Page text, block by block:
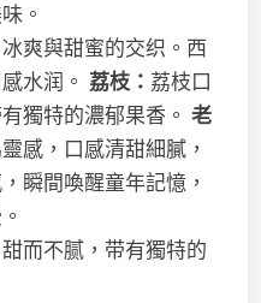
。
爽與甜蜜的交织。西
水润。 荔枝： 荔枝口
獨特的濃郁果香。老
感，口感清甜細膩，
瞬間喚醒童年記憶，
而不腻，带有獨特的